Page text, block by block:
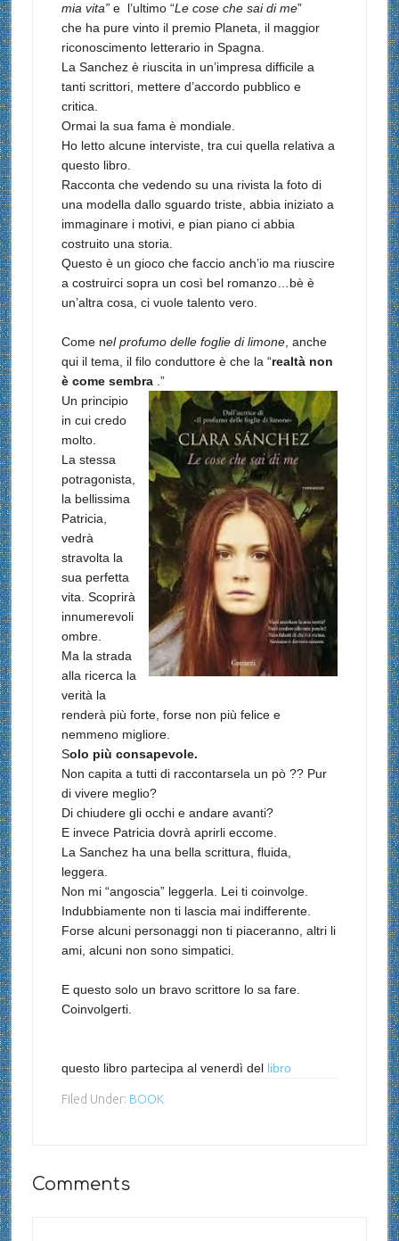
mia vita” e l’ultimo “Le cose che sai di me”
che ha pure vinto il premio Planeta, il maggior
riconoscimento letterario in Spagna.
La Sanchez è riuscita in un’impresa difficile a
tanti scrittori, mettere d’accordo pubblico e
critica.
Ormai la sua fama è mondiale.
Ho letto alcune interviste, tra cui quella relativa a
questo libro.
Racconta che vedendo su una rivista la foto di
una modella dallo sguardo triste, abbia iniziato a
immaginare i motivi, e pian piano ci abbia
costruito una storia.
Questo è un gioco che faccio anch’io ma riuscire
a costruirci sopra un così bel romanzo…bè è
un’altra cosa, ci vuole talento vero.
Come nel profumo delle foglie di limone, anche
qui il tema, il filo conduttore è che la “realtà non
è come sembra .”
Un principio
in cui credo
molto.
La stessa
potragonista,
la bellissima
Patricia,
vedrà
stravolta la
sua perfetta
vita. Scoprirà
innumerevoli
ombre.
Ma la strada
alla ricerca la
verità la
renderà più forte, forse non più felice e
nemmeno migliore.
Solo più consapevole.
Non capita a tutti di raccontarsela un pò ?? Pur
di vivere meglio?
Di chiudere gli occhi e andare avanti?
E invece Patricia dovrà aprirli eccome.
La Sanchez ha una bella scrittura, fluida,
leggera.
Non mi “angoscia” leggerla. Lei ti coinvolge.
Indubbiamente non ti lascia mai indifferente.
Forse alcuni personaggi non ti piaceranno, altri li
ami, alcuni non sono simpatici.
E questo solo un bravo scrittore lo sa fare.
Coinvolgerti.
questo libro partecipa al venerdì del libro
Filed Under: BOOK
Comments